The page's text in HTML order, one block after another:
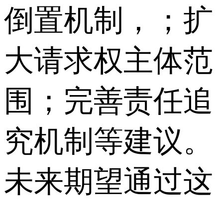
倒置机制，；扩
大请求权主体范
围；完善责任追
究机制等建议。
未来期望通过这